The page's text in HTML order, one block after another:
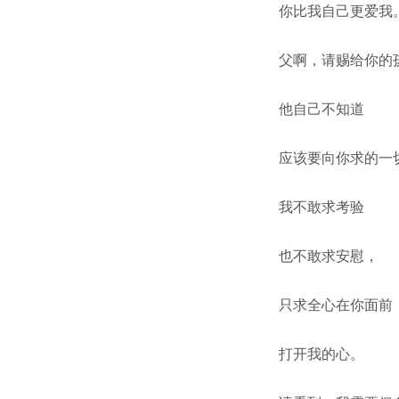
你比我自己更爱我。
父啊，请赐给你的
他自己不知道
应该要向你求的一
我不敢求考验
也不敢求安慰，
只求全心在你面前
打开我的心。